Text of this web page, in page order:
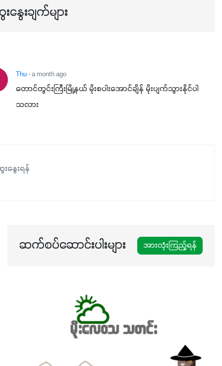
နွေးချက်များ
Thu- a month ago
တောင်တွင်းကြီးမြို့နယ် မိုးစပါးအောင်ချိန် မိုးပျက်သွားနိုင်ပါ
သလား
နွေးရန်
ဆက်စပ်ဆောင်းပါးများ အားလုံးကြည့်ရန်